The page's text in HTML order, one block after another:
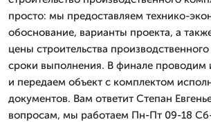
просто: мы предоставляем технико-
обоснование, варианты проекта, а
цены строительства
сроки выполнения. В финале проводим
и передаем объект с комплектом
документов. Вам ответит Степан
вопросам, мы работаем Пн-Пт 09-18